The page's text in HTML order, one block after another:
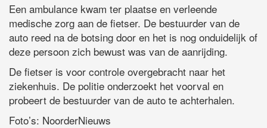
Een ambulance kwam ter plaatse en verleende
medische zorg aan de fietser. De bestuurder van de
auto reed na de botsing door en het is nog onduidelijk of
deze persoon zich bewust was van de aanrijding.
De fietser is voor controle overgebracht naar het
ziekenhuis. De politie onderzoekt het voorval en
probeert de bestuurder van de auto te achterhalen.
Foto’s: NoorderNieuws